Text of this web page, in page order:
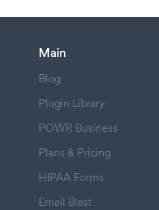
Main
Blog
Plugin Library
POWR Business
Plans & Pricing
HIPAA Forms
Email Blast